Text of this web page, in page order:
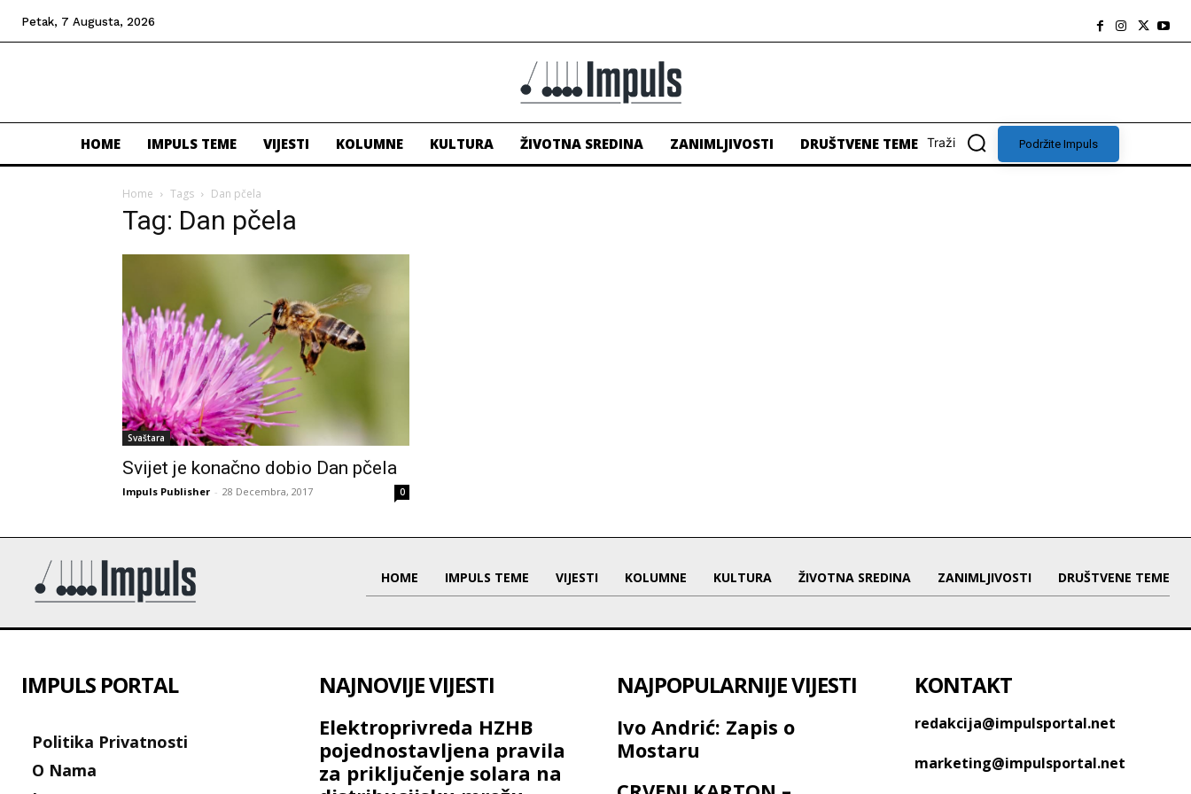
Petak, 7 Augusta, 2026
HOME IMPULS TEME VIJESTI KOLUMNE KULTURA ŽIVOTNA SREDINA ZANIMLJIVOSTI DRUŠTVENE TEME Traži Podržite Impuls
Home Tags Dan pčela
Tag: Dan pčela
Svaštara
Svijet je konačno dobio Dan pčela
Impuls Publisher - 28 Decembra, 2017 0
HOME IMPULS TEME VIJESTI KOLUMNE KULTURA ŽIVOTNA SREDINA ZANIMLJIVOSTI DRUŠTVENE TEME
IMPULS PORTAL
Politika Privatnosti
O Nama
NAJNOVIJE VIJESTI
Elektroprivreda HZHB
pojednostavljena pravila
za priključenje solara na
NAJPOPULARNIJE VIJESTI
Ivo Andrić: Zapis o
Mostaru
KONTAKT
redakcija@impulsportal.net
marketing@impulsportal.net